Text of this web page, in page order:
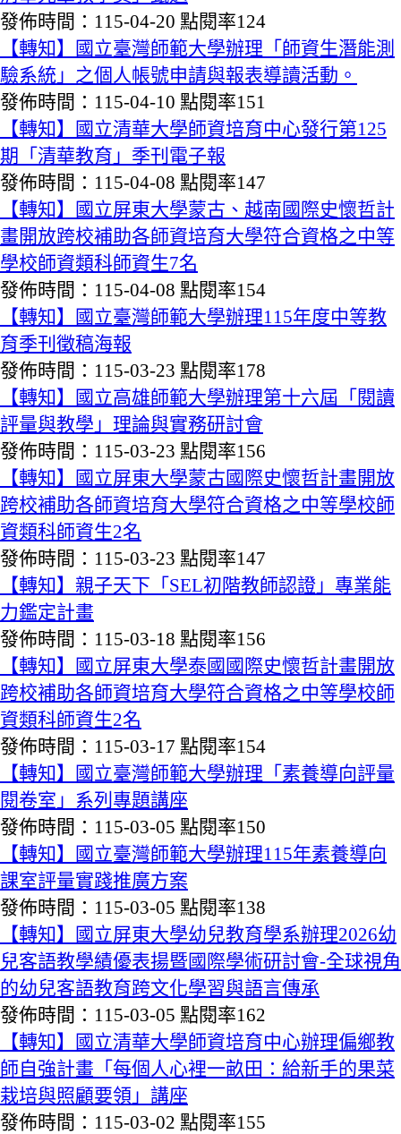
發佈時間：115-04-20 點閱率124
【轉知】國立臺灣師範大學辦理「師資生潛能測
驗系統」之個人帳號申請與報表導讀活動。
發佈時間：115-04-10 點閱率151
【轉知】國立清華大學師資培育中心發行第125
期「清華教育」季刊電子報
發佈時間：115-04-08 點閱率147
【轉知】國立屏東大學蒙古、越南國際史懷哲計
畫開放跨校補助各師資培育大學符合資格之中等
學校師資類科師資生7名
發佈時間：115-04-08 點閱率154
【轉知】國立臺灣師範大學辦理115年度中等教
育季刊徵稿海報
發佈時間：115-03-23 點閱率178
【轉知】國立高雄師範大學辦理第十六屆「閱讀
評量與教學」理論與實務研討會
發佈時間：115-03-23 點閱率156
【轉知】國立屏東大學蒙古國際史懷哲計畫開放
跨校補助各師資培育大學符合資格之中等學校師
資類科師資生2名
發佈時間：115-03-23 點閱率147
【轉知】親子天下「SEL初階教師認證」專業能
力鑑定計畫
發佈時間：115-03-18 點閱率156
【轉知】國立屏東大學泰國國際史懷哲計畫開放
跨校補助各師資培育大學符合資格之中等學校師
資類科師資生2名
發佈時間：115-03-17 點閱率154
【轉知】國立臺灣師範大學辦理「素養導向評量
閱卷室」系列專題講座
發佈時間：115-03-05 點閱率150
【轉知】國立臺灣師範大學辦理115年素養導向
課室評量實踐推廣方案
發佈時間：115-03-05 點閱率138
【轉知】國立屏東大學幼兒教育學系辦理2026幼
兒客語教學績優表揚暨國際學術研討會-全球視角
的幼兒客語教育跨文化學習與語言傳承
發佈時間：115-03-05 點閱率162
【轉知】國立清華大學師資培育中心辦理偏鄉教
師自強計畫「每個人心裡一畝田：給新手的果菜
栽培與照顧要領」講座
發佈時間：115-03-02 點閱率155